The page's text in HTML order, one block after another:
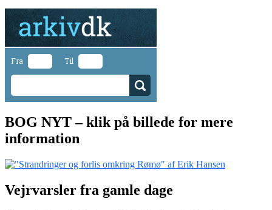
Fra Til
BOG NYT – klik på billede for mere
information
Vejrvarsler fra gamle dage